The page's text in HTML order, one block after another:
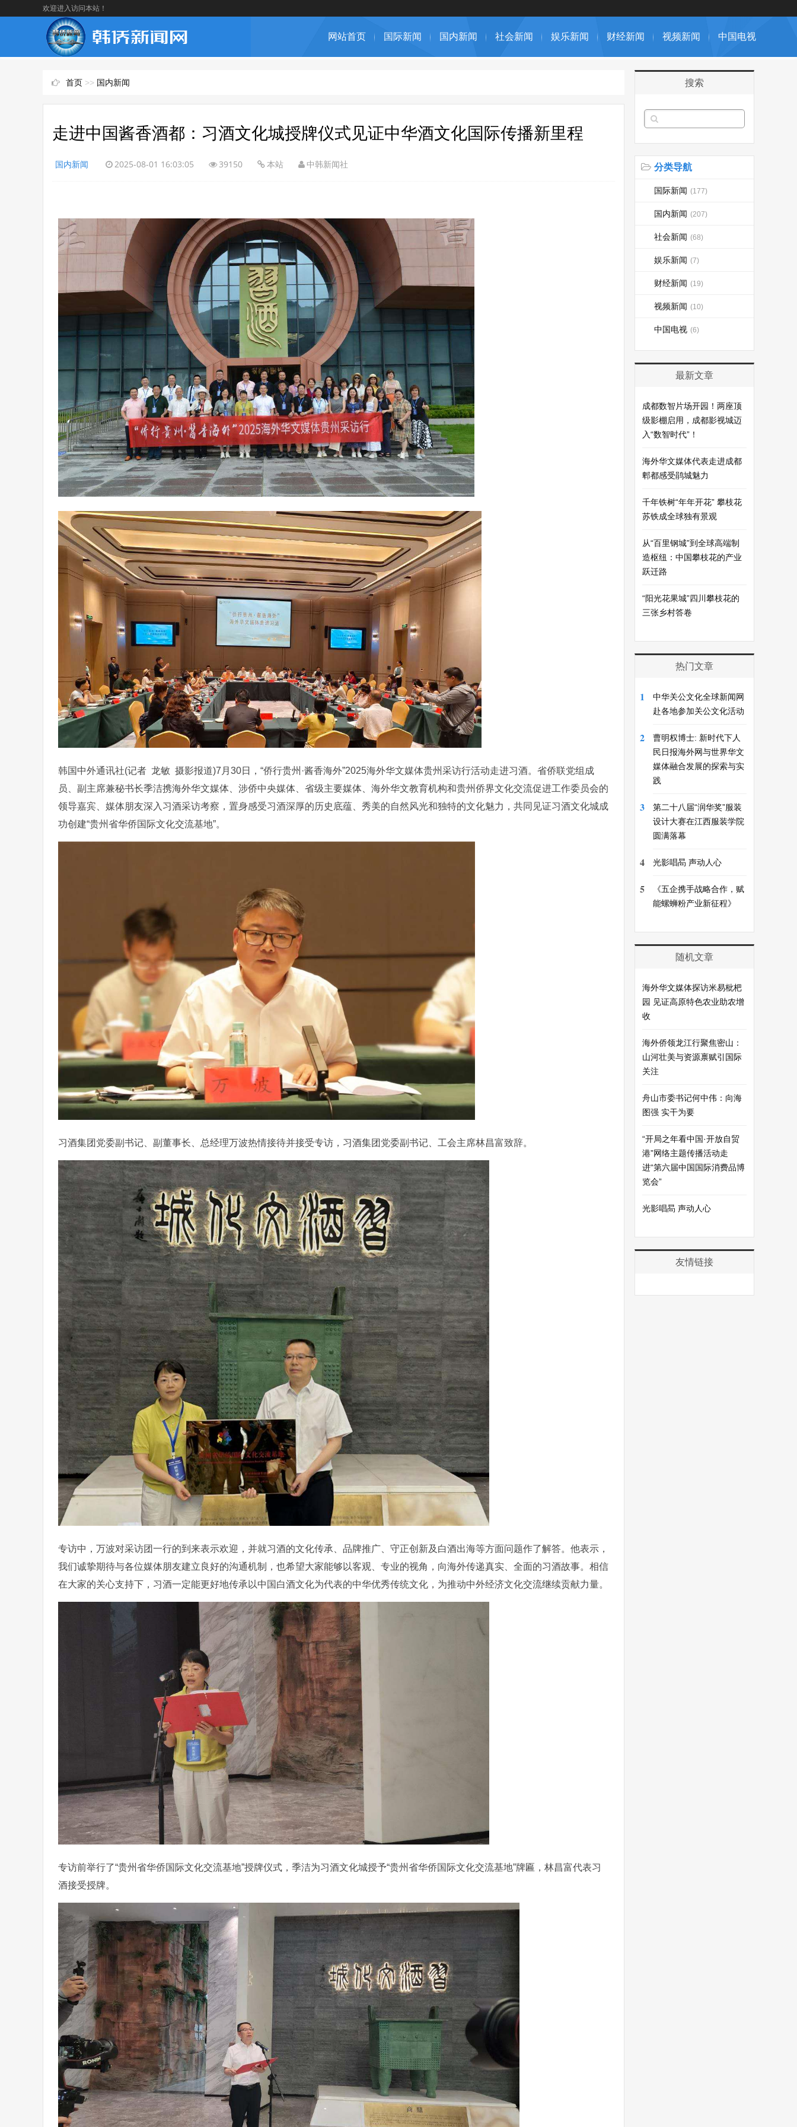
欢迎进入访问本站！
网站首页 国际新闻 国内新闻 社会新闻 娱乐新闻 财经新闻 视频新闻 中国电视
首页 >> 国内新闻
走进中国酱香酒都：习酒文化城授牌仪式见证中华酒文化国际传播新里程
国内新闻 2025-08-01 16:03:05 39150 本站 中韩新闻社
韩国中外通讯社(记者 龙敏 摄影报道)7月30日，“侨行贵州·酱香海外”2025海外华文媒体贵州采访行活动走进习酒。省侨联党组成
员、副主席兼秘书长季洁携海外华文媒体、涉侨中央媒体、省级主要媒体、海外华文教育机构和贵州侨界文化交流促进工作委员会的
领导嘉宾、媒体朋友深入习酒采访考察，置身感受习酒深厚的历史底蕴、秀美的自然风光和独特的文化魅力，共同见证习酒文化城成
功创建“贵州省华侨国际文化交流基地”。
习酒集团党委副书记、副董事长、总经理万波热情接待并接受专访，习酒集团党委副书记、工会主席林昌富致辞。
专访中，万波对采访团一行的到来表示欢迎，并就习酒的文化传承、品牌推广、守正创新及白酒出海等方面问题作了解答。他表示，
我们诚挚期待与各位媒体朋友建立良好的沟通机制，也希望大家能够以客观、专业的视角，向海外传递真实、全面的习酒故事。相信
在大家的关心支持下，习酒一定能更好地传承以中国白酒文化为代表的中华优秀传统文化，为推动中外经济文化交流继续贡献力量。
专访前举行了“贵州省华侨国际文化交流基地”授牌仪式，季洁为习酒文化城授予“贵州省华侨国际文化交流基地”牌匾，林昌富代表习
酒接受授牌。
搜索
分类导航
国际新闻 (177)
国内新闻 (207)
社会新闻 (68)
娱乐新闻 (7)
财经新闻 (19)
视频新闻 (10)
中国电视 (6)
最新文章
成都数智片场开园！两座顶
级影棚启用，成都影视城迈
入“数智时代”！
海外华文媒体代表走进成都
郫都感受鹃城魅力
千年铁树“年年开花” 攀枝花
苏铁成全球独有景观
从“百里钢城”到全球高端制
造枢纽：中国攀枝花的产业
跃迁路
“阳光花果城”四川攀枝花的
三张乡村答卷
热门文章
1
中华关公文化全球新闻网
赴各地参加关公文化活动
2
曹明权博士: 新时代下人
民日报海外网与世界华文
媒体融合发展的探索与实
践
3
第二十八届“润华奖”服装
设计大赛在江西服装学院
圆满落幕
4 光影唱晑 声动人心
5
《五企携手战略合作，赋
能螺蛳粉产业新征程》
随机文章
海外华文媒体探访米易枇杷
园 见证高原特色农业助农增
收
海外侨领龙江行聚焦密山：
山河壮美与资源禀赋引国际
关注
舟山市委书记何中伟：向海
图强 实干为要
“开局之年看中国·开放自贸
港”网络主题传播活动走
进“第六届中国国际消费品博
览会”
光影唱晑 声动人心
友情链接